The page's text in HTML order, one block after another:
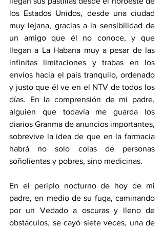
los Estados Unidos, desde una ciudad
muy lejana, gracias a la sensibilidad de
un amigo que él no conoce, y que
llegan a La Habana muy a pesar de las
infinitas limitaciones y trabas en los
envíos hacia el país tranquilo, ordenado
y justo que él ve en el NTV de todos los
días. En la comprensión de mi padre,
alguien que todavía me guarda los
diarios Granma de anuncios importantes,
sobrevive la idea de que en la farmacia
habrá no solo colas de personas
soñolientas y pobres, sino medicinas.
En el periplo nocturno de hoy de mi
padre, en medio de su fuga, caminando
por un Vedado a oscuras y lleno de
obstáculos, se cayó siete veces, una de